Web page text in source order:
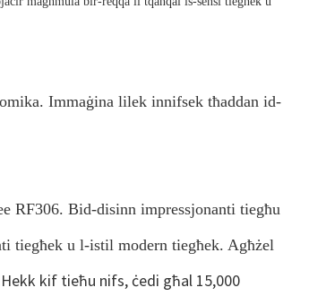
Immaġina lilek innifsek tħaddan id-
Bid-disinn impressjonanti tiegħu
tiegħek u l-istil modern tiegħek. Agħżel
Hekk kif tieħu nifs, ċedi għal 15,000